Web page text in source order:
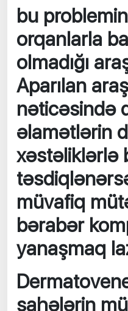
bu
orqanlarla
olmadığı
Aparılan
nəticəsində
əlamətlərin
xəstəliklərlə
müvafiq
bərabər
yanaşmaq
sahələrin